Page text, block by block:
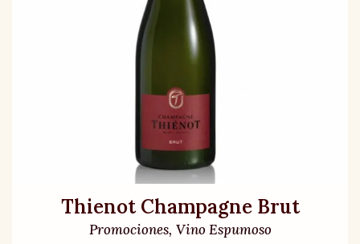
Thienot Champagne Brut
Promociones Vino Espumoso